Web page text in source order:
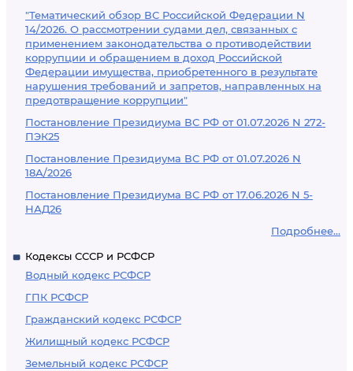
"Тематический обзор ВС Российской Федерации N
14/2026. О рассмотрении судами дел, связанных с
применением законодательства о противодействии
коррупции и обращением в доход Российской
Федерации имущества, приобретенного в результате
нарушения требований и запретов, направленных на
предотвращение коррупции"
Постановление Президиума ВС РФ от 01.07.2026 N 272-
ПЭК25
Постановление Президиума ВС РФ от 01.07.2026 N
18А/2026
Постановление Президиума ВС РФ от 17.06.2026 N 5-
НАД26
Подробнее...
Кодексы СССР и РСФСР
Водный кодекс РСФСР
ГПК РСФСР
Гражданский кодекс РСФСР
Жилищный кодекс РСФСР
Земельный кодекс РСФСР